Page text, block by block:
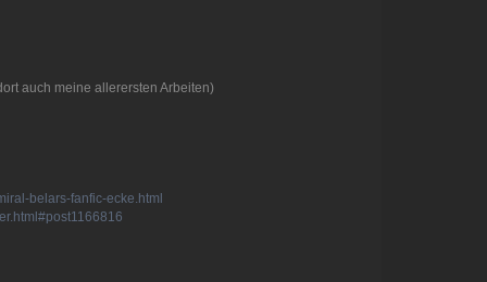
auch meine allerersten Arbeiten)
belars-fanfic-ecke.html